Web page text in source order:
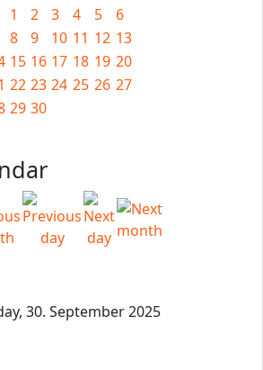
1
2 3 4 5
6
8 9 10 11 12 13
15 16 17 18 19 20
22 23 24 25 26 27
29 30
30. September 2025